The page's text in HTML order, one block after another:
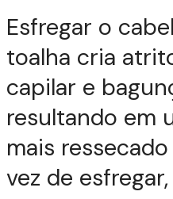
Esfregar o
toalha cria
capilar e
resultando em
mais
vez de